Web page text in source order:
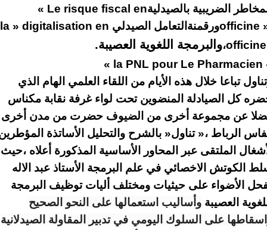
الضريبية بالصيدلية« Le risque fiscal en
officineورقمنةالتعامل الصيدلي la » digitalisation en
،والبرمجة اللغوية العصيبة.
« la PNL pour Le Pharmacien
تباعا خلال هذه الأيام من اللقاء العلمي الهام الذي
كل الصيادلة المنضوين تحت لواء غرفة نقابة مكناس
عن مجموعة أخرى من الضيوف حضرت من مدن أخرى
الرباط ،»تناول» بالشرح والتحليل الأساتذة
الملتقى عبر المحاور الأساسية المذكورة أعلاه ،حيث
الكوتش الاخصائي في علم البرمجة الأستاذ عبد الاله
الأضواء على حيثيات ومختلف أليات توظيف البرمجة
العصيبة وأساليب استعمالها على النحو الصحيح
على السلوك اليومي في تدبير المقاولة الصيدلانية